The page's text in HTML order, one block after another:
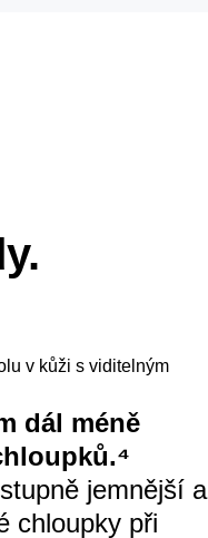
v kůži s viditelným
dál méně
jemnější a
chloupky při